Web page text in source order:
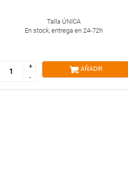
Talla ÚNICA
En stock, entrega en 24-72h
+
-
+
-
AÑADIR